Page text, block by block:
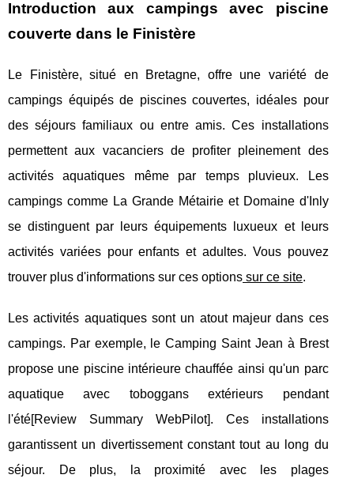
Introduction aux campings avec piscine
couverte dans le Finistère
Le Finistère, situé en Bretagne, offre une variété de
campings équipés de piscines couvertes, idéales pour
des séjours familiaux ou entre amis. Ces installations
permettent aux vacanciers de profiter pleinement des
activités aquatiques même par temps pluvieux. Les
campings comme La Grande Métairie et Domaine d'Inly
se distinguent par leurs équipements luxueux et leurs
activités variées pour enfants et adultes. Vous pouvez
trouver plus d'informations sur ces options sur ce site.
Les activités aquatiques sont un atout majeur dans ces
campings. Par exemple, le Camping Saint Jean à Brest
propose une piscine intérieure chauffée ainsi qu'un parc
aquatique avec toboggans extérieurs pendant
l'été[Review Summary WebPilot]. Ces installations
garantissent un divertissement constant tout au long du
séjour. De plus, la proximité avec les plages